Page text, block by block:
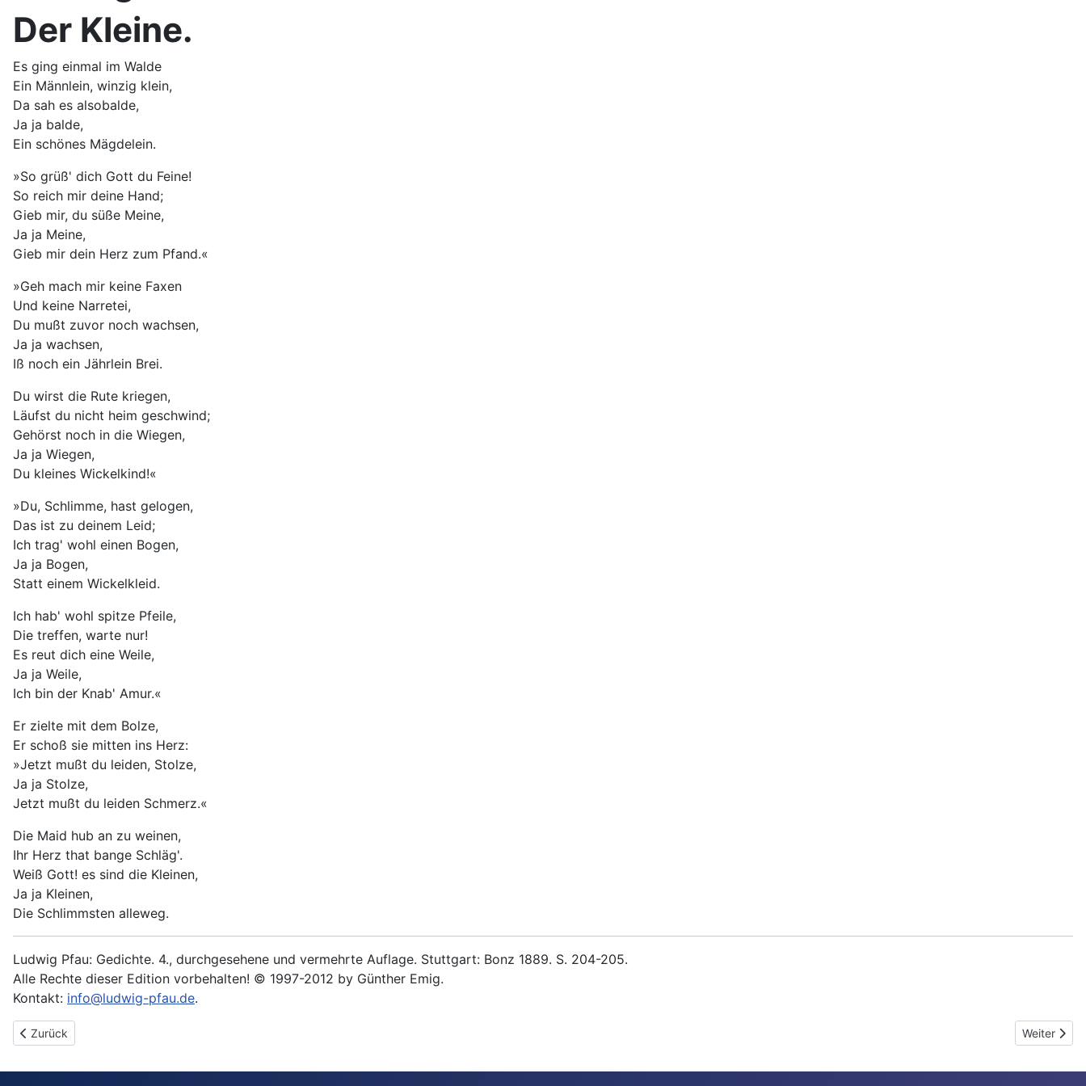
Der Kleine.
Es ging einmal im Walde
Ein Männlein, winzig klein,
Da sah es alsobalde,
Ja ja balde,
Ein schönes Mägdelein.
»So grüß' dich Gott du Feine!
So reich mir deine Hand;
Gieb mir, du süße Meine,
Ja ja Meine,
Gieb mir dein Herz zum Pfand.«
»Geh mach mir keine Faxen
Und keine Narretei,
Du mußt zuvor noch wachsen,
Ja ja wachsen,
Iß noch ein Jährlein Brei.
Du wirst die Rute kriegen,
Läufst du nicht heim geschwind;
Gehörst noch in die Wiegen,
Ja ja Wiegen,
Du kleines Wickelkind!«
»Du, Schlimme, hast gelogen,
Das ist zu deinem Leid;
Ich trag' wohl einen Bogen,
Ja ja Bogen,
Statt einem Wickelkleid.
Ich hab' wohl spitze Pfeile,
Die treffen, warte nur!
Es reut dich eine Weile,
Ja ja Weile,
Ich bin der Knab' Amur.«
Er zielte mit dem Bolze,
Er schoß sie mitten ins Herz:
»Jetzt mußt du leiden, Stolze,
Ja ja Stolze,
Jetzt mußt du leiden Schmerz.«
Die Maid hub an zu weinen,
Ihr Herz that bange Schläg'.
Weiß Gott! es sind die Kleinen,
Ja ja Kleinen,
Die Schlimmsten alleweg.
Ludwig Pfau: Gedichte. 4., durchgesehene und vermehrte Auflage. Stuttgart: Bonz 1889. S. 204-205.
Alle Rechte dieser Edition vorbehalten! © 1997-2012 by Günther Emig.
Kontakt: info@ludwig-pfau.de.
Vorheriger Beitrag: Das stolze Mägdelein
Zurück Nächster
Weiter